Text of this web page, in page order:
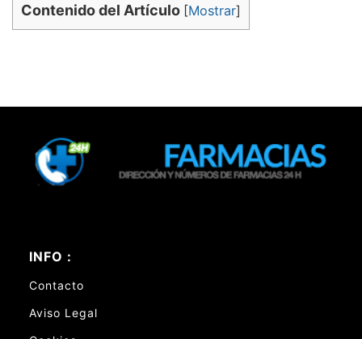
Contenido del Artículo [Mostrar]
INFO :
Contacto
Aviso Legal